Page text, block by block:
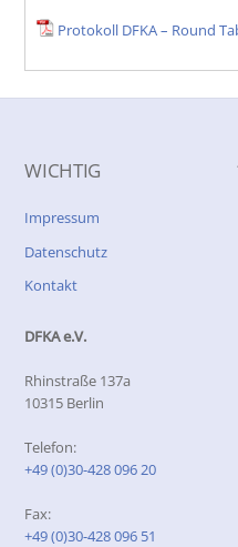
Protokoll DFKA – Round
WICHTIG
Impressum
Datenschutz
Kontakt
DFKA e.V.
Rhinstraße 137a
10315 Berlin
Telefon:
+49 (0)30-428 096 20
Fax:
+49 (0)30-428 096 51